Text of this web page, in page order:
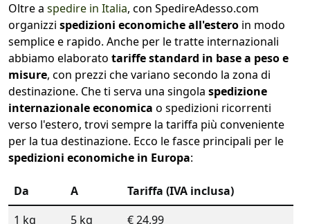
Oltre a spedire in Italia, con SpedireAdesso.com
organizzi spedizioni economiche all'estero in modo
semplice e rapido. Anche per le tratte internazionali
abbiamo elaborato tariffe standard in base a peso e
misure, con prezzi che variano secondo la zona di
destinazione. Che ti serva una singola spedizione
internazionale economica o spedizioni ricorrenti
verso l'estero, trovi sempre la tariffa più conveniente
per la tua destinazione. Ecco le fasce principali per le
spedizioni economiche in Europa:
Da A
Tariffa (IVA inclusa)
1 kg
5 kg
€ 24,99